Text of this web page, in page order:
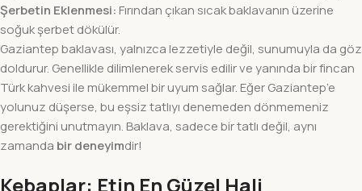
Şerbetin Eklenmesi: Fırından çıkan sıcak baklavanın üzerine
soğuk şerbet dökülür.
Gaziantep baklavası, yalnızca lezzetiyle değil, sunumuyla da göz
doldurur. Genellikle dilimlenerek servis edilir ve yanında bir fincan
Türk kahvesi ile mükemmel bir uyum sağlar. Eğer Gaziantep’e
yolunuz düşerse, bu eşsiz tatlıyı denemeden dönmemeniz
gerektiğini unutmayın. Baklava, sadece bir tatlı değil, aynı
zamanda bir deneyimdir!
Kebaplar: Etin En Güzel Hali